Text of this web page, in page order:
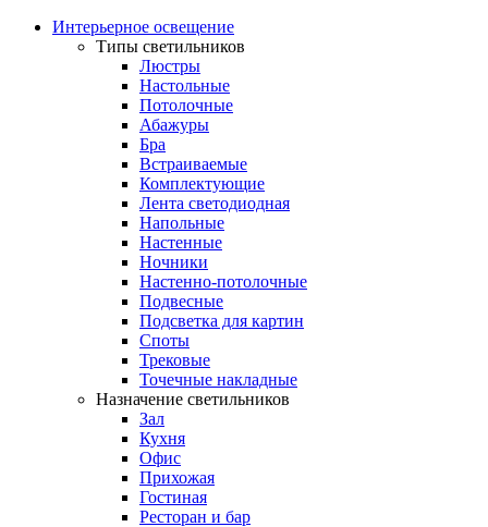
Интерьерное освещение
Типы светильников
Люстры
Настольные
Потолочные
Абажуры
Бра
Встраиваемые
Комплектующие
Лента светодиодная
Напольные
Настенные
Ночники
Настенно-потолочные
Подвесные
Подсветка для картин
Споты
Трековые
Точечные накладные
Назначение светильников
Зал
Кухня
Офис
Прихожая
Гостиная
Ресторан и бар